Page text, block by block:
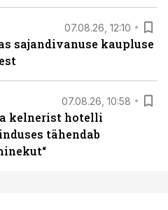
07.08.26, 12:10
sajandivanuse kaupluse
07.08.26, 10:58
kelnerist hotelli
tähendab